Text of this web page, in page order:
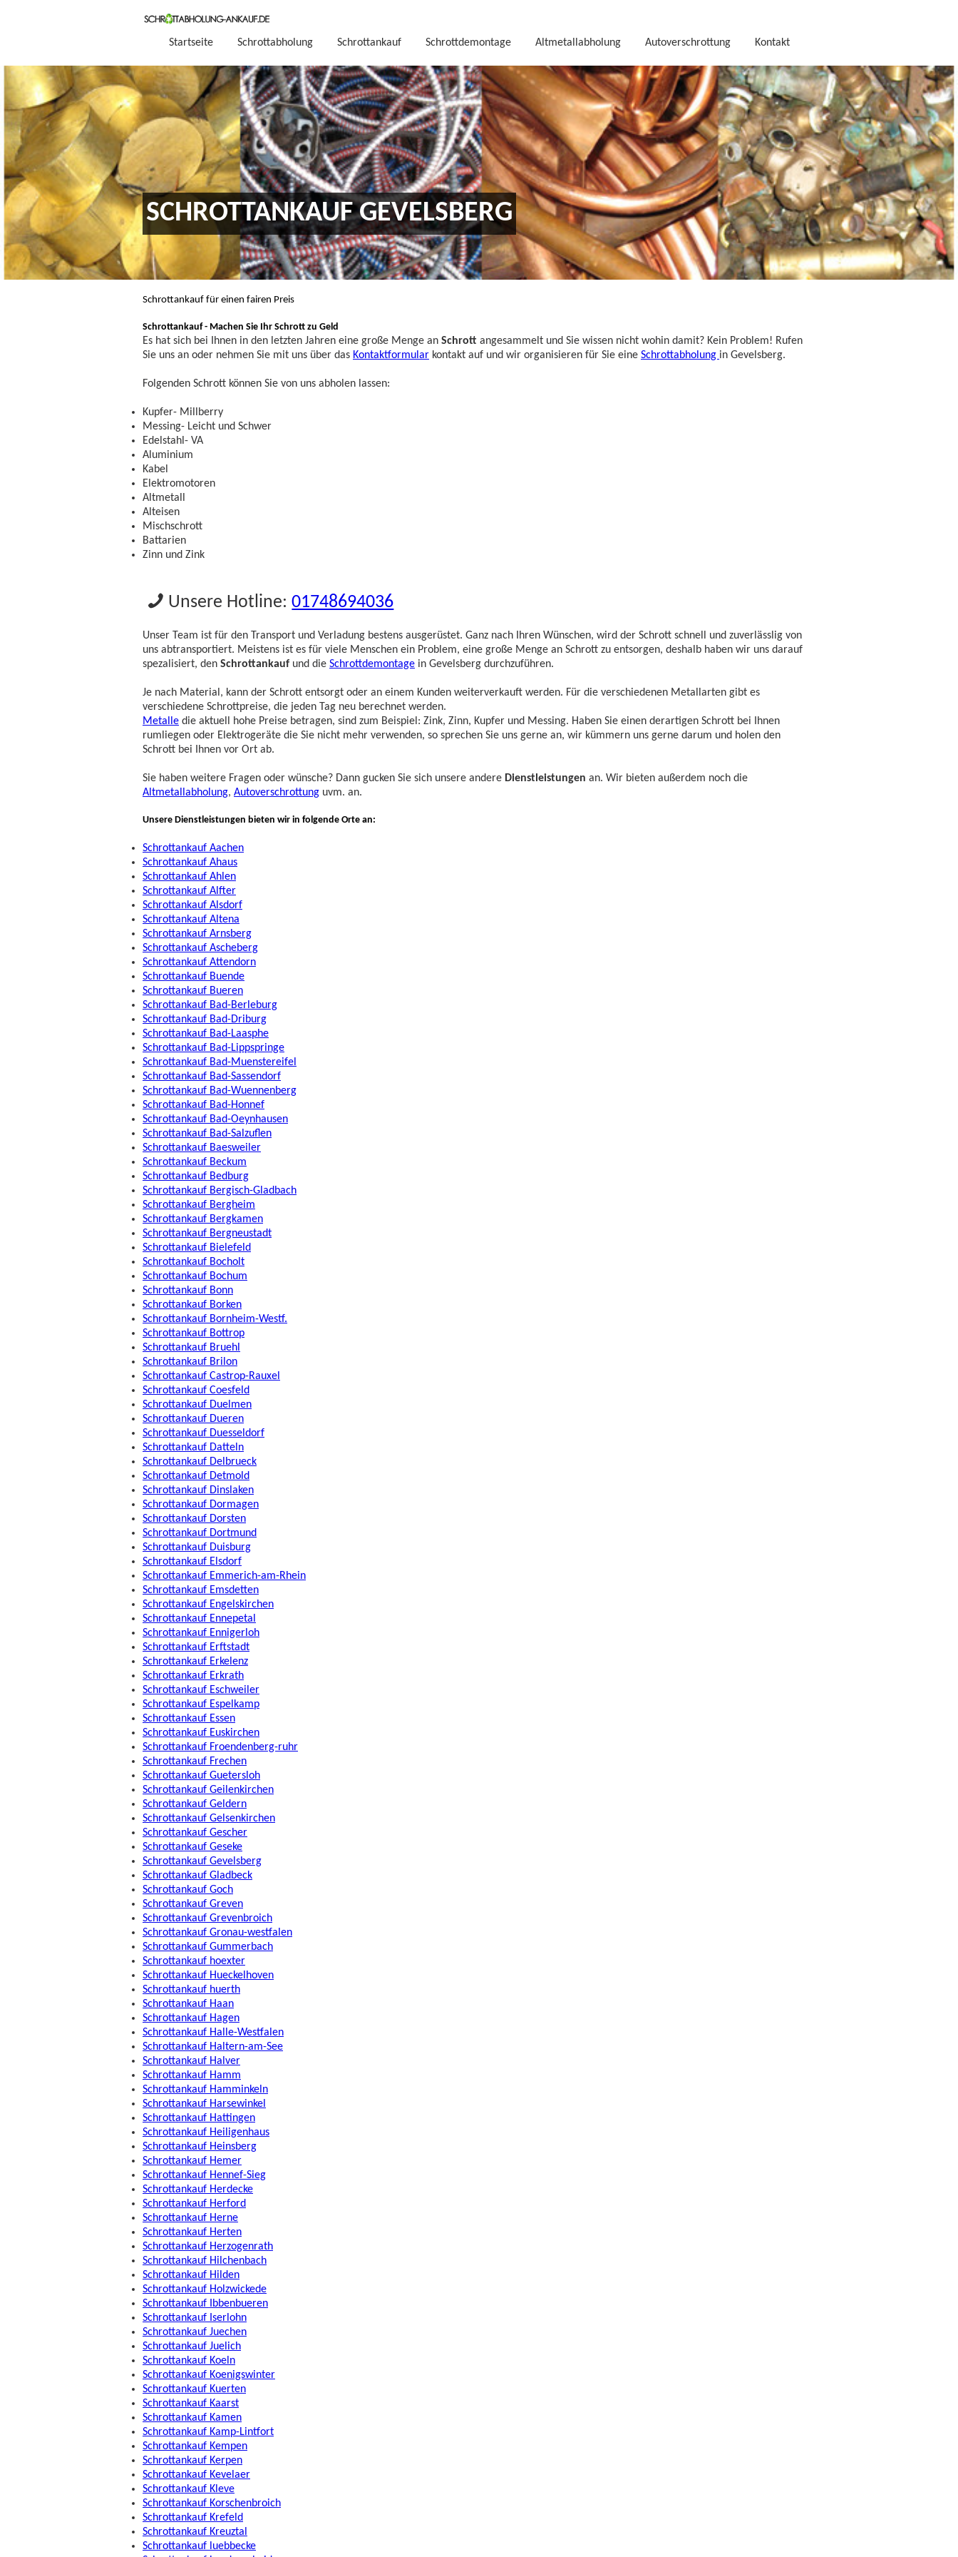
Startseite Schrottabholung Schrottankauf Schrottdemontage Altmetallabholung Autoverschrottung Kontakt
SCHROTTANKAUF GEVELSBERG
Schrottankauf für einen fairen Preis
Schrottankauf - Machen Sie Ihr Schrott zu Geld
Es hat sich bei Ihnen in den letzten Jahren eine große Menge an Schrott angesammelt und Sie wissen nicht wohin damit? Kein Problem! Rufen
Sie uns an oder nehmen Sie mit uns über das Kontaktformular kontakt auf und wir organisieren für Sie eine Schrottabholung in Gevelsberg.
Folgenden Schrott können Sie von uns abholen lassen:
Kupfer- Millberry
Messing- Leicht und Schwer
Edelstahl- VA
Aluminium
Kabel
Elektromotoren
Altmetall
Alteisen
Mischschrott
Battarien
Zinn und Zink
Unsere Hotline:01748694036
Unser Team ist für den Transport und Verladung bestens ausgerüstet. Ganz nach Ihren Wünschen, wird der Schrott schnell und zuverlässlig von
uns abtransportiert. Meistens ist es für viele Menschen ein Problem, eine große Menge an Schrott zu entsorgen, deshalb haben wir uns darauf
spezalisiert, den Schrottankauf und die Schrottdemontage in Gevelsberg durchzuführen.
Je nach Material, kann der Schrott entsorgt oder an einem Kunden weiterverkauft werden. Für die verschiedenen Metallarten gibt es
verschiedene Schrottpreise, die jeden Tag neu berechnet werden.
Metalle die aktuell hohe Preise betragen, sind zum Beispiel: Zink, Zinn, Kupfer und Messing. Haben Sie einen derartigen Schrott bei Ihnen
rumliegen oder Elektrogeräte die Sie nicht mehr verwenden, so sprechen Sie uns gerne an, wir kümmern uns gerne darum und holen den
Schrott bei Ihnen vor Ort ab.
Sie haben weitere Fragen oder wünsche? Dann gucken Sie sich unsere andere Dienstleistungen an. Wir bieten außerdem noch die
Altmetallabholung, Autoverschrottung uvm. an.
Unsere Dienstleistungen bieten wir in folgende Orte an:
Schrottankauf Aachen
Schrottankauf Ahaus
Schrottankauf Ahlen
Schrottankauf Alfter
Schrottankauf Alsdorf
Schrottankauf Altena
Schrottankauf Arnsberg
Schrottankauf Ascheberg
Schrottankauf Attendorn
Schrottankauf Buende
Schrottankauf Bueren
Schrottankauf Bad-Berleburg
Schrottankauf Bad-Driburg
Schrottankauf Bad-Laasphe
Schrottankauf Bad-Lippspringe
Schrottankauf Bad-Muenstereifel
Schrottankauf Bad-Sassendorf
Schrottankauf Bad-Wuennenberg
Schrottankauf Bad-Honnef
Schrottankauf Bad-Oeynhausen
Schrottankauf Bad-Salzuflen
Schrottankauf Baesweiler
Schrottankauf Beckum
Schrottankauf Bedburg
Schrottankauf Bergisch-Gladbach
Schrottankauf Bergheim
Schrottankauf Bergkamen
Schrottankauf Bergneustadt
Schrottankauf Bielefeld
Schrottankauf Bocholt
Schrottankauf Bochum
Schrottankauf Bonn
Schrottankauf Borken
Schrottankauf Bornheim-Westf.
Schrottankauf Bottrop
Schrottankauf Bruehl
Schrottankauf Brilon
Schrottankauf Castrop-Rauxel
Schrottankauf Coesfeld
Schrottankauf Duelmen
Schrottankauf Dueren
Schrottankauf Duesseldorf
Schrottankauf Datteln
Schrottankauf Delbrueck
Schrottankauf Detmold
Schrottankauf Dinslaken
Schrottankauf Dormagen
Schrottankauf Dorsten
Schrottankauf Dortmund
Schrottankauf Duisburg
Schrottankauf Elsdorf
Schrottankauf Emmerich-am-Rhein
Schrottankauf Emsdetten
Schrottankauf Engelskirchen
Schrottankauf Ennepetal
Schrottankauf Ennigerloh
Schrottankauf Erftstadt
Schrottankauf Erkelenz
Schrottankauf Erkrath
Schrottankauf Eschweiler
Schrottankauf Espelkamp
Schrottankauf Essen
Schrottankauf Euskirchen
Schrottankauf Froendenberg-ruhr
Schrottankauf Frechen
Schrottankauf Guetersloh
Schrottankauf Geilenkirchen
Schrottankauf Geldern
Schrottankauf Gelsenkirchen
Schrottankauf Gescher
Schrottankauf Geseke
Schrottankauf Gevelsberg
Schrottankauf Gladbeck
Schrottankauf Goch
Schrottankauf Greven
Schrottankauf Grevenbroich
Schrottankauf Gronau-westfalen
Schrottankauf Gummerbach
Schrottankauf hoexter
Schrottankauf Hueckelhoven
Schrottankauf huerth
Schrottankauf Haan
Schrottankauf Hagen
Schrottankauf Halle-Westfalen
Schrottankauf Haltern-am-See
Schrottankauf Halver
Schrottankauf Hamm
Schrottankauf Hamminkeln
Schrottankauf Harsewinkel
Schrottankauf Hattingen
Schrottankauf Heiligenhaus
Schrottankauf Heinsberg
Schrottankauf Hemer
Schrottankauf Hennef-Sieg
Schrottankauf Herdecke
Schrottankauf Herford
Schrottankauf Herne
Schrottankauf Herten
Schrottankauf Herzogenrath
Schrottankauf Hilchenbach
Schrottankauf Hilden
Schrottankauf Holzwickede
Schrottankauf Ibbenbueren
Schrottankauf Iserlohn
Schrottankauf Juechen
Schrottankauf Juelich
Schrottankauf Koeln
Schrottankauf Koenigswinter
Schrottankauf Kuerten
Schrottankauf Kaarst
Schrottankauf Kamen
Schrottankauf Kamp-Lintfort
Schrottankauf Kempen
Schrottankauf Kerpen
Schrottankauf Kevelaer
Schrottankauf Kleve
Schrottankauf Korschenbroich
Schrottankauf Krefeld
Schrottankauf Kreuztal
Schrottankauf luebbecke